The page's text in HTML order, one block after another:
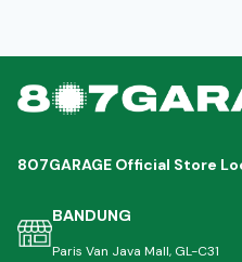
807GARAGE Official Store
BANDUNG
Paris Van Java Mall, GL-C31